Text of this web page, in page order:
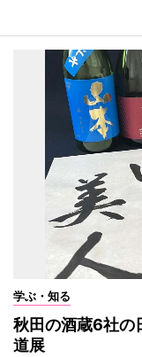
学ぶ・知る
秋田の酒蔵6社の
道展